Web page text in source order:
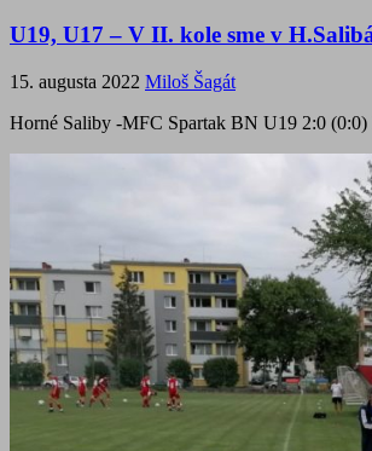
U19, U17 – V II. kole sme v
15. augusta 2022 Miloš Šagát
Horné Saliby -MFC Spartak BN U19 2:0